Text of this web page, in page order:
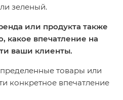
зеленый.
или продукта также
какое впечатление на
ваши клиенты.
товары или
конкретное впечатление